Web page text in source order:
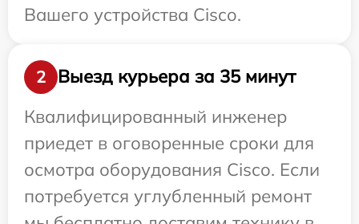
Вашего устройства Cisco.
2
Выезд курьера за 35 минут
Квалифицированный инженер
приедет в оговоренные сроки для
осмотра оборудования Cisco. Если
потребуется углубленный ремонт